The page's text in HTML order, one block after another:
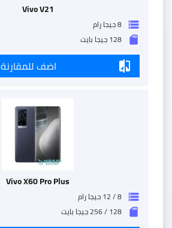
Vivo V21
storage 8 جيجا رام
sd_storage 128 جيجا بايت
compare اضف للمقارنة
Vivo X60 Pro Plus
storage 8 / 12 جيجا رام
sd_storage 128 / 256 جيجا بايت